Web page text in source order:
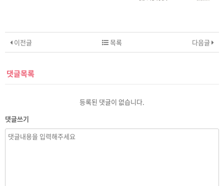
이전글 다음글
목록
댓글목록
등록된 댓글이 없습니다.
댓글쓰기